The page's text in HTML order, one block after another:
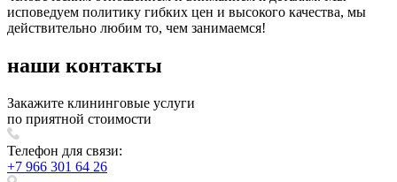
исповедуем политику гибких цен и высокого качества, мы
действительно любим то, чем занимаемся!
наши контакты
Закажите клининговые услуги
по приятной стоимости
Телефон для связи:
+7 966 301 64 26